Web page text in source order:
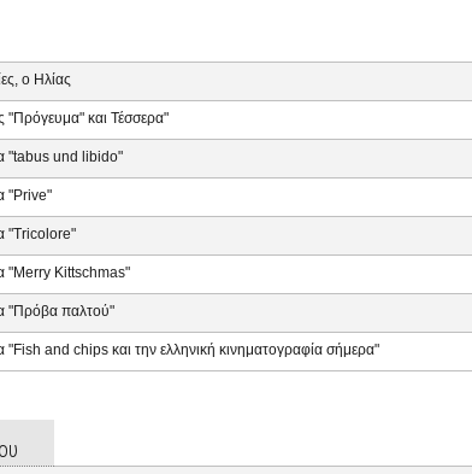
ο Ηλίας
"Πρόγευμα" και Τέσσερα"
"tabus und libido"
"Prive"
"Tricolore"
"Merry Kittschmas"
"Πρόβα παλτού"
"Fish and chips και την ελληνική κινηματογραφία σήμερα"